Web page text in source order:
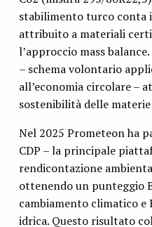
stabilimento turco conta
attribuito a materiali
l’approccio mass
– schema volontario
all’economia circolare –
sostenibilità delle
Nel 2025 Prometeon ha
CDP – la principale
rendicontazione
ottenendo un punteggio
cambiamento climatico e
idrica. Questo risultato